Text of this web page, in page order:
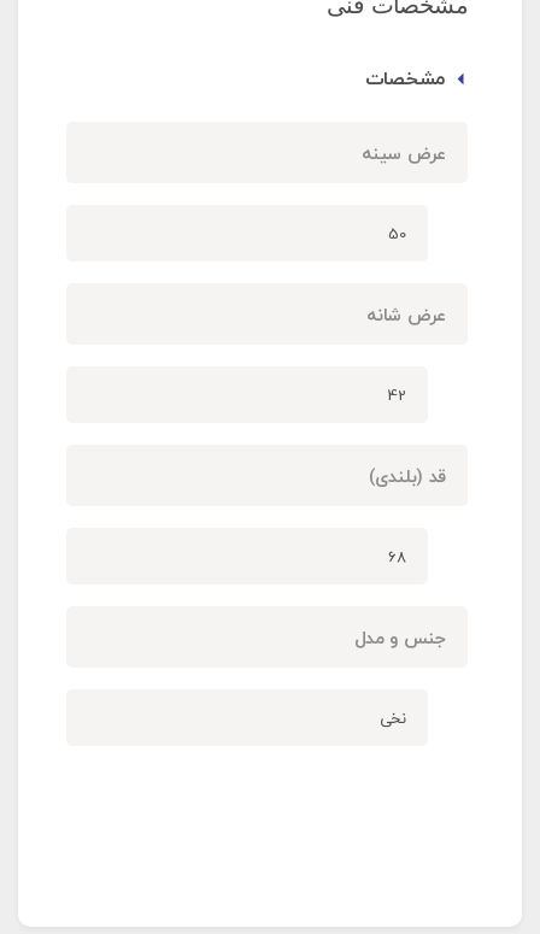
مشخصات
عرض سینه
50
عرض شانه
42
قد (بلندی)
68
جنس و مدل
نخی